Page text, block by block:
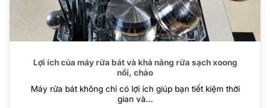
Lợi ích của máy rửa bát và khả năng rửa sạch xoong
nồi, chảo
Máy rửa bát không chỉ có lợi ích giúp bạn tiết kiệm thời
gian và...